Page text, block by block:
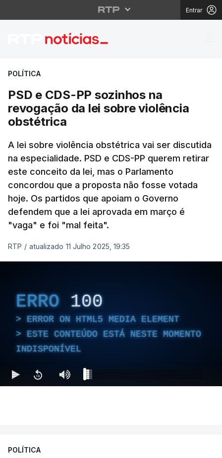
Entrar
PSD e CDS-PP
POLÍTICA
PSD e CDS-PP sozinhos na
revogação da lei sobre violência
obstétrica
A lei sobre violência obstétrica vai ser discutida
na especialidade. PSD e CDS-PP querem retirar
este conceito da lei, mas o Parlamento
concordou que a proposta não fosse votada
hoje. Os partidos que apoiam o Governo
defendem que a lei aprovada em março é
"vaga" e foi "mal feita".
RTP / atualizado 11 Julho 2025, 19:35
ERRO 100
ERROR ON HTML5 MEDIA ELEMENT
ESTE CONTEÚDO ESTÁ NESTE MOMENTO
INDISPONÍVEL
POLÍTICA